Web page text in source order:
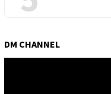
DM CHANNEL